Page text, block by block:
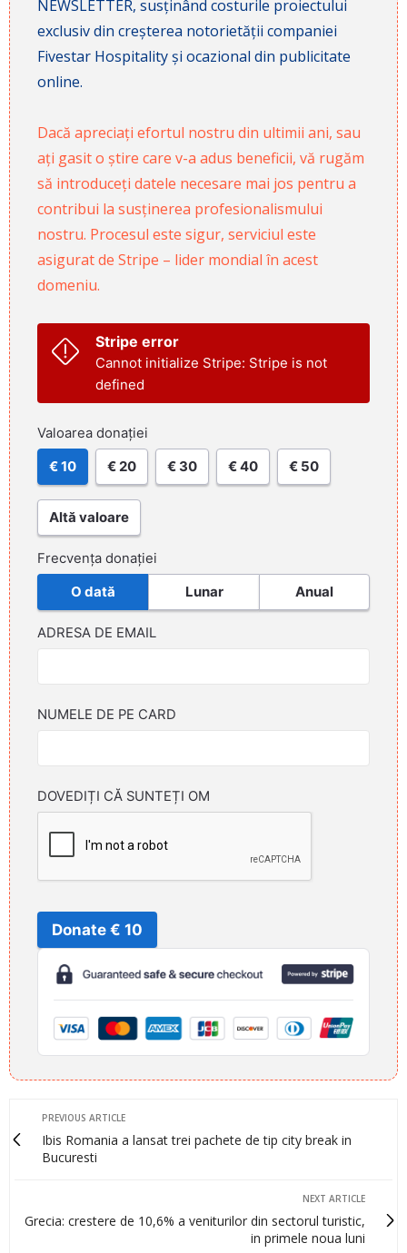
NEWSLETTER, susținând costurile proiectului
exclusiv din creșterea notorietății companiei
Fivestar Hospitality și ocazional din publicitate
online.
Dacă apreciați efortul nostru din ultimii ani, sau
ați gasit o știre care v-a adus beneficii, vă rugăm
să introduceți datele necesare mai jos pentru a
contribui la susținerea profesionalismului
nostru. Procesul este sigur, serviciul este
asigurat de Stripe – lider mondial în acest
domeniu.
Stripe error
Cannot initialize Stripe: Stripe is not
defined
Valoarea donației
€ 10 € 20 € 30 € 40 € 50
Altă valoare
Frecvența donației
O dată Lunar Anual
ADRESA DE EMAIL
NUMELE DE PE CARD
DOVEDIȚI CĂ SUNTEȚI OM
Donate € 10
PREVIOUS ARTICLE
Ibis Romania a lansat trei pachete de tip city break in
Bucuresti
NEXT ARTICLE
Grecia: crestere de 10,6% a veniturilor din sectorul turistic,
in primele noua luni